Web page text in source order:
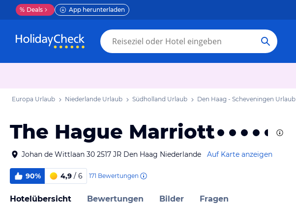
% Deals App herunterladen
Europa Urlaub Niederlande Urlaub Südholland Urlaub Den Haag - Scheveningen Urlaub
The Hague Marriott
Johan de Wittlaan 30 2517 JR Den Haag Niederlande Auf Karte anzeigen
90% 4,9 / 6 171 Bewertungen
Hotelübersicht Bewertungen Bilder Fragen